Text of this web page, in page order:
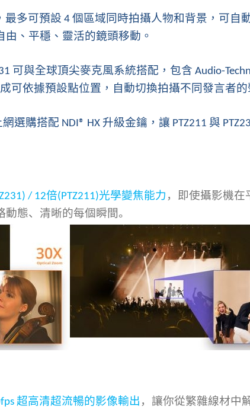
最多可預設 4 個區域同時拍攝人物和背景，可自
、平穩、靈活的鏡頭移動。
可與全球頂尖麥克風系統搭配，包含 Audio-
成可依據預設點位置，自動切換拍攝不同發言者
網選購搭配 NDI® HX 升級金鑰，讓 PTZ211 與
/ 12倍(PTZ211)光學變焦能力 ，即使攝影機
態、清晰的每個瞬間。
超高清超流暢的影像輸出 ，讓你從繁雜線材中